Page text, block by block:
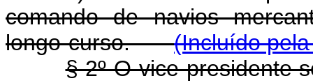
comando de navios
longo-curso.(Incluído
§ 2º O vice-presidente